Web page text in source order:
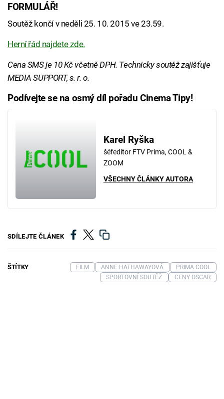
FORMULÁŘ!
Soutěž končí v neděli 25. 10. 2015 ve 23.59.
Herní řád najdete zde.
Cena SMS je 10 Kč včetně DPH. Technicky soutěž zajišťuje
MEDIA SUPPORT, s. r. o.
Podívejte se na osmý díl pořadu Cinema Tipy!
Karel Ryška
šéfeditor FTV Prima, COOL &
ZOOM
VŠECHNY ČLÁNKY AUTORA
SDÍLEJTE ČLÁNEK
ŠTÍTKY FILM ANNE HATHAWAYOVÁ
PRIMA COOL
SPORTOVNÍ SOUTĚŽ
CENY OSCAR